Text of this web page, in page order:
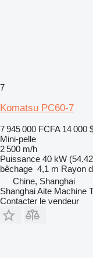
7
Komatsu PC60-7
7 945 000 FCFA 14 000
Mini-pelle
2 500 m/h
Puissance 40 kW
bêchage 4,1 m Rayon
Chine, Shanghai
Shanghai Aite Machine
Contacter le vendeur